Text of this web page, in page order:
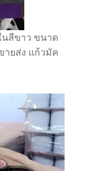
นสีขาว ขนาด
ยส่ง แก้วมัค